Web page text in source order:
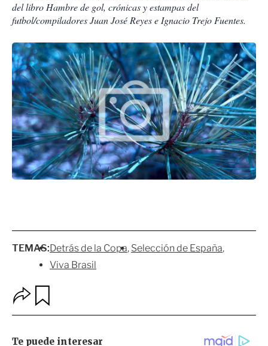
del libro Hambre de gol, crónicas y estampas del
futbol/compiladores Juan José Reyes e Ignacio Trejo Fuentes.
TEMAS:Detrás de la Copa Selección de España
Viva Brasil
p
i
r